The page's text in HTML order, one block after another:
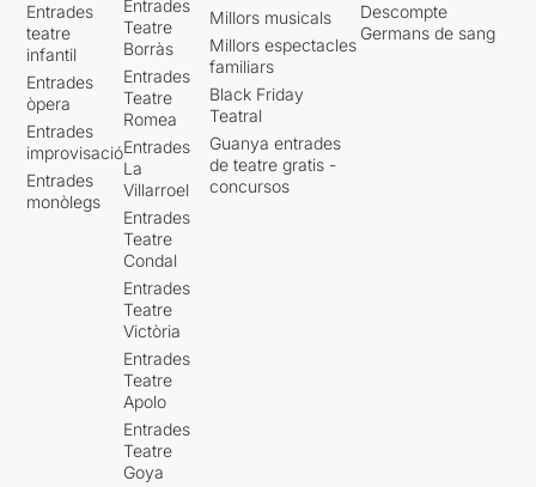
Entrades
teatre
infantil
Entrades
òpera
Entrades
improvisació
Entrades
monòlegs
Entrades
Teatre
Borràs
Entrades
Teatre
Romea
Entrades
La
Villarroel
Entrades
Teatre
Condal
Entrades
Teatre
Victòria
Entrades
Teatre
Apolo
Entrades
Teatre
Goya
Millors musicals
Millors espectacles
familiars
Black Friday
Teatral
Guanya entrades
de teatre gratis -
concursos
Descompte
Germans de sang